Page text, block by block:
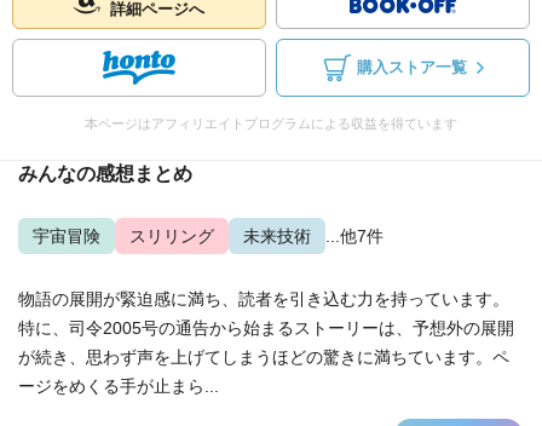
詳細ページへ
購入ストア一覧
本ページはアフィリエイトプログラムによる収益を得ています
みんなの感想まとめ
宇宙冒険 スリリング 未来技術 ...他7件
物語の展開が緊迫感に満ち、読者を引き込む力を持っています。
特に、司令2005号の通告から始まるストーリーは、予想外の展開
が続き、思わず声を上げてしまうほどの驚きに満ちています。ペ
ージをめくる手が止まら...